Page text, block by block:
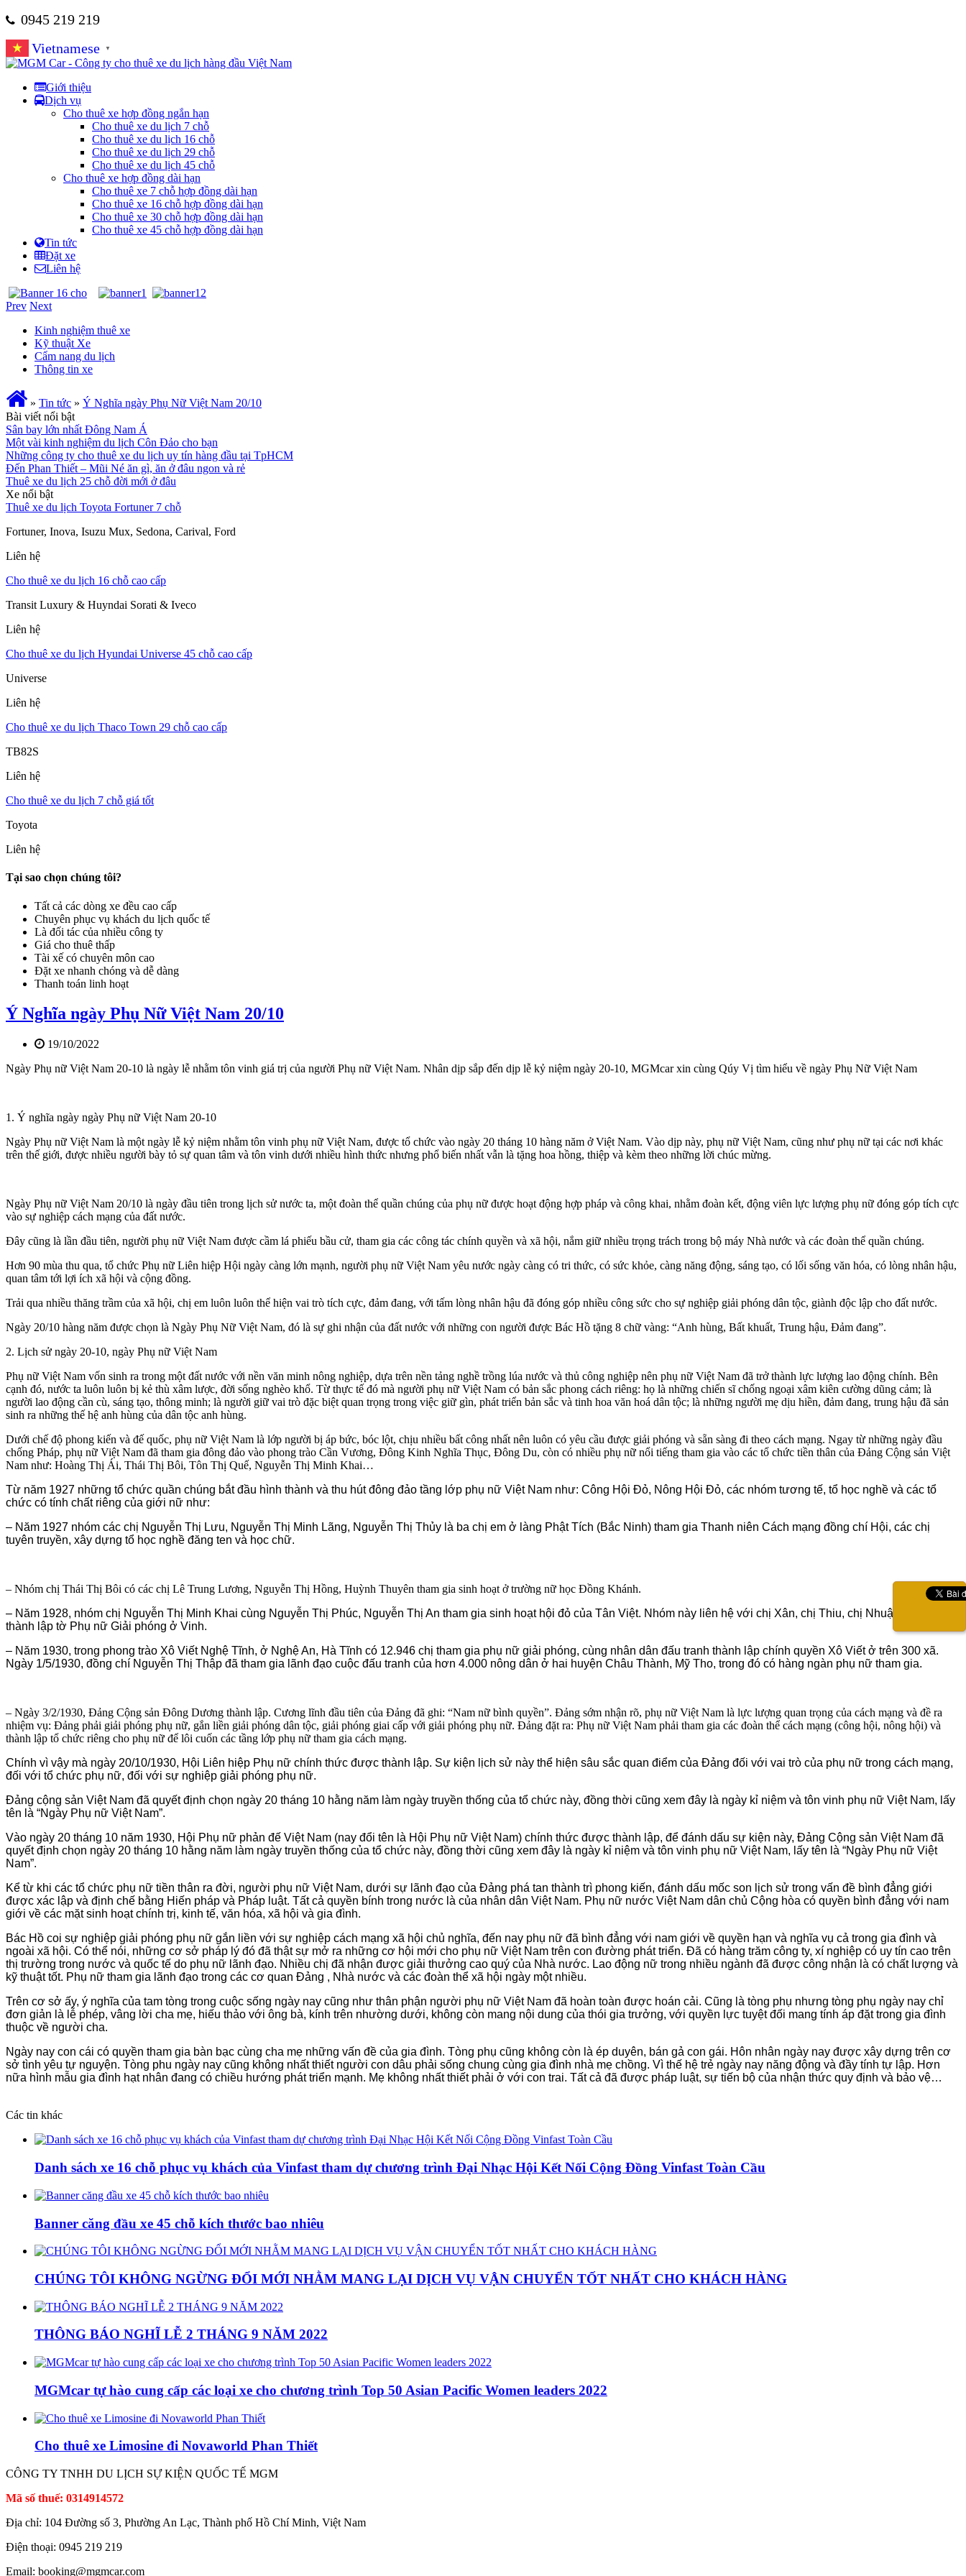
0945 219 219
Vietnamese
▼
Giới thiệu
Dịch vụ
Cho thuê xe hợp đồng ngắn hạn
Cho thuê xe du lịch 7 chỗ
Cho thuê xe du lịch 16 chỗ
Cho thuê xe du lịch 29 chỗ
Cho thuê xe du lịch 45 chỗ
Cho thuê xe hợp đồng dài hạn
Cho thuê xe 7 chỗ hợp đồng dài hạn
Cho thuê xe 16 chỗ hợp đồng dài hạn
Cho thuê xe 30 chỗ hợp đồng dài hạn
Cho thuê xe 45 chỗ hợp đồng dài hạn
Tin tức
Đặt xe
Liên hệ
Prev Next
Kinh nghiệm thuê xe
Kỹ thuật Xe
Cẩm nang du lịch
Thông tin xe
» Tin tức » Ý Nghĩa ngày Phụ Nữ Việt Nam 20/10
Bài viết nổi bật
Sân bay lớn nhất Đông Nam Á
Một vài kinh nghiệm du lịch Côn Đảo cho bạn
Những công ty cho thuê xe du lịch uy tín hàng đầu tại TpHCM
Đến Phan Thiết – Mũi Né ăn gì, ăn ở đâu ngon và rẻ
Thuê xe du lịch 25 chỗ đời mới ở đâu
Xe nổi bật
Thuê xe du lịch Toyota Fortuner 7 chỗ
Fortuner, Inova, Isuzu Mux, Sedona, Carival, Ford
Liên hệ
Cho thuê xe du lịch 16 chỗ cao cấp
Transit Luxury & Huyndai Sorati & Iveco
Liên hệ
Cho thuê xe du lịch Hyundai Universe 45 chỗ cao cấp
Universe
Liên hệ
Cho thuê xe du lịch Thaco Town 29 chỗ cao cấp
TB82S
Liên hệ
Cho thuê xe du lịch 7 chỗ giá tốt
Toyota
Liên hệ
Tại sao chọn chúng tôi?
Tất cả các dòng xe đều cao cấp
Chuyên phục vụ khách du lịch quốc tế
Là đối tác của nhiều công ty
Giá cho thuê thấp
Tài xế có chuyên môn cao
Đặt xe nhanh chóng và dễ dàng
Thanh toán linh hoạt
Ý Nghĩa ngày Phụ Nữ Việt Nam 20/10
19/10/2022
Ngày Phụ nữ Việt Nam 20-10 là ngày lễ nhằm tôn vinh giá trị của người Phụ nữ Việt Nam. Nhân dịp sắp đến dịp lễ kỷ niệm ngày 20-10, MGMcar xin cùng Qúy Vị tìm hiểu về ngày Phụ Nữ Việt Nam
1. Ý nghĩa ngày ngày Phụ nữ Việt Nam 20-10
Ngày Phụ nữ Việt Nam là một ngày lễ kỷ niệm nhằm tôn vinh phụ nữ Việt Nam, được tổ chức vào ngày 20 tháng 10 hàng năm ở Việt Nam. Vào dịp này, phụ nữ Việt Nam, cũng như phụ nữ tại các nơi khác
trên thế giới, được nhiều người bày tỏ sự quan tâm và tôn vinh dưới nhiều hình thức nhưng phổ biến nhất vẫn là tặng hoa hồng, thiệp và kèm theo những lời chúc mừng.
Ngày Phụ nữ Việt Nam 20/10 là ngày đầu tiên trong lịch sử nước ta, một đoàn thể quần chúng của phụ nữ được hoạt động hợp pháp và công khai, nhằm đoàn kết, động viên lực lượng phụ nữ đóng góp tích cực
vào sự nghiệp cách mạng của đất nước.
Đây cũng là lần đầu tiên, người phụ nữ Việt Nam được cầm lá phiếu bầu cử, tham gia các công tác chính quyền và xã hội, nắm giữ nhiều trọng trách trong bộ máy Nhà nước và các đoàn thể quần chúng.
Hơn 90 mùa thu qua, tổ chức Phụ nữ Liên hiệp Hội ngày càng lớn mạnh, người phụ nữ Việt Nam yêu nước ngày càng có tri thức, có sức khỏe, càng năng động, sáng tạo, có lối sống văn hóa, có lòng nhân hậu,
quan tâm tới lợi ích xã hội và cộng đồng.
Trải qua nhiều thăng trầm của xã hội, chị em luôn luôn thể hiện vai trò tích cực, đảm đang, với tấm lòng nhân hậu đã đóng góp nhiều công sức cho sự nghiệp giải phóng dân tộc, giành độc lập cho đất nước.
Ngày 20/10 hàng năm được chọn là Ngày Phụ Nữ Việt Nam, đó là sự ghi nhận của đất nước với những con người được Bác Hồ tặng 8 chữ vàng: “Anh hùng, Bất khuất, Trung hậu, Đảm đang”.
2. Lịch sử ngày 20-10, ngày Phụ nữ Việt Nam
Phụ nữ Việt Nam vốn sinh ra trong một đất nước với nền văn minh nông nghiệp, dựa trên nền tảng nghề trồng lúa nước và thủ công nghiệp nên phụ nữ Việt Nam đã trở thành lực lượng lao động chính. Bên
cạnh đó, nước ta luôn luôn bị kẻ thù xâm lược, đời sống nghèo khổ. Từ thực tế đó mà người phụ nữ Việt Nam có bản sắc phong cách riêng: họ là những chiến sĩ chống ngoại xâm kiên cường dũng cảm; là
người lao động cần cù, sáng tạo, thông minh; là người giữ vai trò đặc biệt quan trọng trong việc giữ gìn, phát triển bản sắc và tinh hoa văn hoá dân tộc; là những người mẹ dịu hiền, đảm đang, trung hậu đã sản
sinh ra những thế hệ anh hùng của dân tộc anh hùng.
Dưới chế độ phong kiến và đế quốc, phụ nữ Việt Nam là lớp người bị áp bức, bóc lột, chịu nhiều bất công nhất nên luôn có yêu cầu được giải phóng và sẵn sàng đi theo cách mạng. Ngay từ những ngày đầu
chống Pháp, phụ nữ Việt Nam đã tham gia đông đảo vào phong trào Cần Vương, Đông Kinh Nghĩa Thục, Đông Du, còn có nhiều phụ nữ nổi tiếng tham gia vào các tổ chức tiền thân của Đảng Cộng sản Việt
Nam như: Hoàng Thị Ái, Thái Thị Bôi, Tôn Thị Quế, Nguyễn Thị Minh Khai…
Từ năm 1927 những tổ chức quần chúng bắt đầu hình thành và thu hút đông đảo tầng lớp phụ nữ Việt Nam như: Công Hội Đỏ, Nông Hội Đỏ, các nhóm tương tế, tổ học nghề và các tổ
chức có tính chất riêng của giới nữ như:
– Năm 1927 nhóm các chị Nguyễn Thị Lưu, Nguyễn Thị Minh Lãng, Nguyễn Thị Thủy là ba chị em ở làng Phật Tích (Bắc Ninh) tham gia Thanh niên Cách mạng đồng chí Hội, các chị
tuyên truyền, xây dựng tổ học nghề đăng ten và học chữ.
– Nhóm chị Thái Thị Bôi có các chị Lê Trung Lương, Nguyễn Thị Hồng, Huỳnh Thuyên tham gia sinh hoạt ở trường nữ học Đồng Khánh.
– Năm 1928, nhóm chị Nguyễn Thị Minh Khai cùng Nguyễn Thị Phúc, Nguyễn Thị An tham gia sinh hoạt hội đỏ của Tân Việt. Nhóm này liên hệ với chị Xân, chị Thiu, chị Nhuận, chị Liên
thành lập tờ Phụ nữ Giải phóng ở Vinh.
– Năm 1930, trong phong trào Xô Viết Nghệ Tĩnh, ở Nghệ An, Hà Tĩnh có 12.946 chị tham gia phụ nữ giải phóng, cùng nhân dân đấu tranh thành lập chính quyền Xô Viết ở trên 300 xã.
Ngày 1/5/1930, đồng chí Nguyễn Thị Thập đã tham gia lãnh đạo cuộc đấu tranh của hơn 4.000 nông dân ở hai huyện Châu Thành, Mỹ Tho, trong đó có hàng ngàn phụ nữ tham gia.
– Ngày 3/2/1930, Đảng Cộng sản Đông Dương thành lập. Cương lĩnh đầu tiên của Đảng đã ghi: “Nam nữ bình quyền”. Đảng sớm nhận rõ, phụ nữ Việt Nam là lực lượng quan trọng của cách mạng và đề ra
nhiệm vụ: Đảng phải giải phóng phụ nữ, gắn liền giải phóng dân tộc, giải phóng giai cấp với giải phóng phụ nữ. Đảng đặt ra: Phụ nữ Việt Nam phải tham gia các đoàn thể cách mạng (công hội, nông hội) và
thành lập tổ chức riêng cho phụ nữ để lôi cuốn các tầng lớp phụ nữ tham gia cách mạng.
Chính vì vậy mà ngày 20/10/1930, Hội Liên hiệp Phụ nữ chính thức được thành lập. Sự kiện lịch sử này thể hiện sâu sắc quan điểm của Đảng đối với vai trò của phụ nữ trong cách mạng,
đối với tổ chức phụ nữ, đối với sự nghiệp giải phóng phụ nữ.
Đảng cộng sản Việt Nam đã quyết định chọn ngày 20 tháng 10 hằng năm làm ngày truyền thống của tổ chức này, đồng thời cũng xem đây là ngày kỉ niệm và tôn vinh phụ nữ Việt Nam, lấy
tên là “Ngày Phụ nữ Việt Nam”.
Vào ngày 20 tháng 10 năm 1930, Hội Phụ nữ phản đế Việt Nam (nay đổi tên là Hội Phụ nữ Việt Nam) chính thức được thành lập, để đánh dấu sự kiện này, Đảng Cộng sản Việt Nam đã
quyết định chọn ngày 20 tháng 10 hằng năm làm ngày truyền thống của tổ chức này, đồng thời cũng xem đây là ngày kỉ niệm và tôn vinh phụ nữ Việt Nam, lấy tên là “Ngày Phụ nữ Việt
Nam”.
Kể từ khi các tổ chức phụ nữ tiền thân ra đời, người phụ nữ Việt Nam, dưới sự lãnh đạo của Đảng phá tan thành trì phong kiến, đánh dấu mốc son lịch sử trong vấn đề bình đẳng giới
được xác lập và định chế bằng Hiến pháp và Pháp luật. Tất cả quyền bính trong nước là của nhân dân Việt Nam. Phụ nữ nước Việt Nam dân chủ Cộng hòa có quyền bình đẳng với nam
giới về các mặt sinh hoạt chính trị, kinh tế, văn hóa, xã hội và gia đình.
Bác Hồ coi sự nghiệp giải phóng phụ nữ gắn liền với sự nghiệp cách mạng xã hội chủ nghĩa, đến nay phụ nữ đã bình đẳng với nam giới về quyền hạn và nghĩa vụ cả trong gia đình và
ngoài xã hội. Có thể nói, những cơ sở pháp lý đó đã thật sự mở ra những cơ hội mới cho phụ nữ Việt Nam trên con đường phát triển. Ðã có hàng trăm công ty, xí nghiệp có uy tín cao trên
thị trường trong nước và quốc tế do phụ nữ lãnh đạo. Nhiều chị đã nhận được giải thưởng cao quý của Nhà nước. Lao động nữ trong nhiều ngành đã được công nhận là có chất lượng và
kỹ thuật tốt. Phụ nữ tham gia lãnh đạo trong các cơ quan Ðảng , Nhà nước và các đoàn thể xã hội ngày một nhiều.
Trên cơ sở ấy, ý nghĩa của tam tòng trong cuộc sống ngày nay cũng như thân phận người phụ nữ Việt Nam đã hoàn toàn được hoán cải. Cũng là tòng phụ nhưng tòng phụ ngày nay chỉ
đơn giản là lễ phép, vâng lời cha mẹ, hiếu thảo với ông bà, kính trên nhường dưới, không còn mang nội dung của thói gia trưởng, với quyền lực tuyệt đối mang tính áp đặt trong gia đình
thuộc về người cha.
Ngày nay con cái có quyền tham gia bàn bạc cùng cha mẹ những vấn đề của gia đình. Tòng phụ cũng không còn là ép duyên, bán gả con gái. Hôn nhân ngày nay được xây dựng trên cơ
sở tình yêu tự nguyện. Tòng phu ngày nay cũng không nhất thiết người con dâu phải sống chung cùng gia đình nhà mẹ chồng. Vì thế hệ trẻ ngày nay năng động và đầy tính tự lập. Hơn
nữa hình mẫu gia đình hạt nhân đang có chiều hướng phát triển mạnh. Mẹ không nhất thiết phải ở với con trai. Tất cả đã được pháp luật, sự tiến bộ của nhận thức quy định và bảo vệ…
Các tin khác
Danh sách xe 16 chỗ phục vụ khách của Vinfast tham dự chương trình Đại Nhạc Hội Kết Nối Cộng Đồng Vinfast Toàn Cầu
Banner căng đầu xe 45 chỗ kích thước bao nhiêu
CHÚNG TÔI KHÔNG NGỪNG ĐỔI MỚI NHẰM MANG LẠI DỊCH VỤ VẬN CHUYỂN TỐT NHẤT CHO KHÁCH HÀNG
THÔNG BÁO NGHĨ LỄ 2 THÁNG 9 NĂM 2022
MGMcar tự hào cung cấp các loại xe cho chương trình Top 50 Asian Pacific Women leaders 2022
Cho thuê xe Limosine đi Novaworld Phan Thiết
CÔNG TY TNHH DU LỊCH SỰ KIỆN QUỐC TẾ MGM
Mã số thuế: 0314914572
Địa chỉ: 104 Đường số 3, Phường An Lạc, Thành phố Hồ Chí Minh, Việt Nam
Điện thoại: 0945 219 219
Email: booking@mgmcar.com